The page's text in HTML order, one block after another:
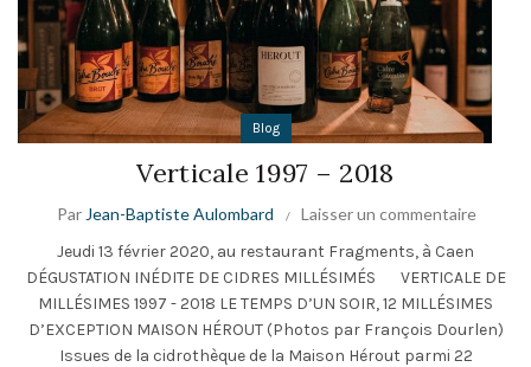
Blog
Verticale 1997 – 2018
ParJean-Baptiste Aulombard
Laisser un commentaire
Jeudi 13 février 2020, au restaurant Fragments, à Caen
DÉGUSTATION INÉDITE DE CIDRES MILLÉSIMÉS VERTICALE DE
MILLÉSIMES 1997 - 2018 LE TEMPS D’UN SOIR, 12 MILLÉSIMES
D’EXCEPTION MAISON HÉROUT (Photos par François Dourlen)
Issues de la cidrothèque de la Maison Hérout parmi 22